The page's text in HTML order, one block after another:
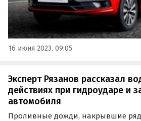
16 июня 2023, 09:05
Эксперт Рязанов рассказал
действиях при гидроударе и
автомобиля
Проливные дожди, накрывшие ряд